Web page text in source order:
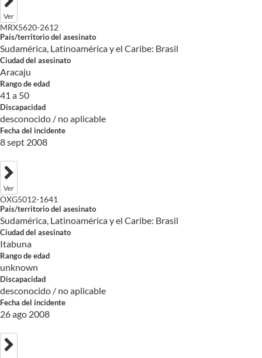
Ver
MRX5620-2612
País/territorio del asesinato
Sudamérica, Latinoamérica y el Caribe: Brasil
Ciudad del asesinato
Aracaju
Rango de edad
41 a 50
Discapacidad
desconocido / no aplicable
Fecha del incidente
8 sept 2008
Ver
OXG5012-1641
País/territorio del asesinato
Sudamérica, Latinoamérica y el Caribe: Brasil
Ciudad del asesinato
Itabuna
Rango de edad
unknown
Discapacidad
desconocido / no aplicable
Fecha del incidente
26 ago 2008